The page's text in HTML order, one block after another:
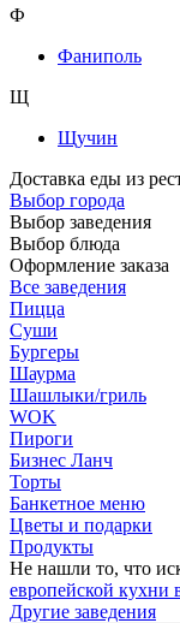
Ф
Фаниполь
Щ
Щучин
Доставка еды из
Выбор города
Выбор заведения
Выбор блюда
Оформление заказа
Все заведения
Пицца
Суши
Бургеры
Шаурма
Шашлыки/гриль
WOK
Пироги
Бизнес Ланч
Торты
Банкетное меню
Цветы и подарки
Продукты
Не нашли то, что
европейской кухни
Другие заведения